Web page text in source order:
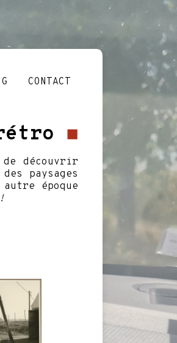
CONTACT
◼
découvrir
paysages
époque